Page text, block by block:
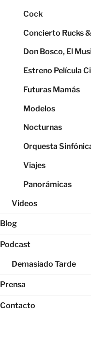
Cock
Concierto Rucks
Don Bosco, El
Estreno Película
Futuras Mamás
Modelos
Nocturnas
Orquesta
Viajes
Panorámicas
Videos
Blog
Podcast
Demasiado Tarde
Prensa
Contacto